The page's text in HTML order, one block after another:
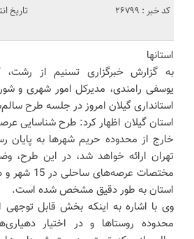
کد خبر : 26799
استانها
به گزارش خبرگزاری تسنیم از رشت،
یوسفی رامندی، مدیرکل امور شهری و
استانداری گیلان امروز در جلسه طرح
استان گیلان اظهار کرد: طرح شناسایی
خارج از محدوده حریم شهرها به پایان
تهران ارائه خواهد شد، در این طرح،
مختصات
استان به طور دقیق مشخص شده است.
وی با اشاره به اینکه بخش قابل توجهی
محدوده روستاها و در اختیار